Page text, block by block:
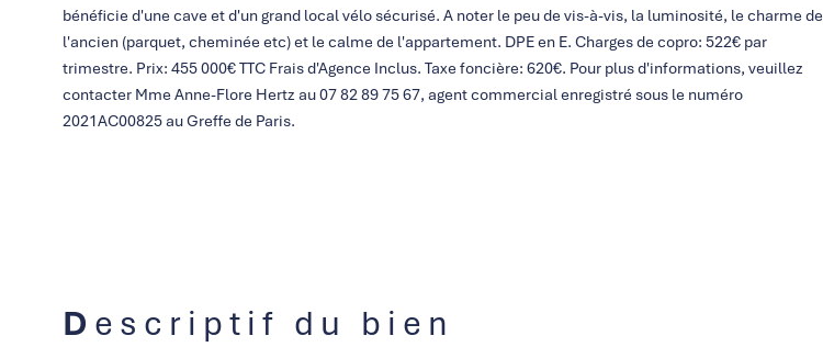
bénéficie d'une cave et d'un grand local vélo sécurisé. A noter le peu de vis-à-vis, la luminosité, le charme de
l'ancien (parquet, cheminée etc) et le calme de l'appartement. DPE en E. Charges de copro: 522€ par
trimestre. Prix: 455 000€ TTC Frais d'Agence Inclus. Taxe foncière: 620€. Pour plus d'informations, veuillez
contacter Mme Anne-Flore Hertz au 07 82 89 75 67, agent commercial enregistré sous le numéro
2021AC00825 au Greffe de Paris.
Descriptif du bien